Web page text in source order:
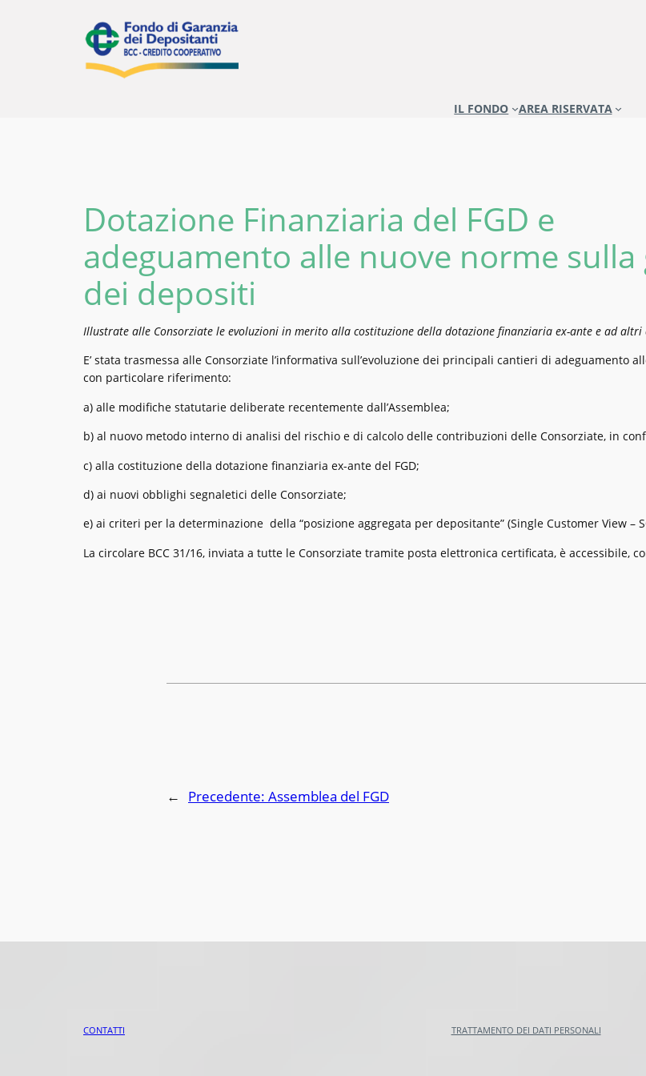
IL FONDO AREA RISERVATA
Dotazione Finanziaria del FGD e
adeguamento alle nuove norme sulla
dei depositi
Illustrate alle Consorziate le evoluzioni in merito alla costituzione della dotazione finanziaria ex-ante e ad
E’ stata trasmessa alle Consorziate l’informativa sull’evoluzione dei principali cantieri di adeguamento
con particolare riferimento:
a) alle modifiche statutarie deliberate recentemente dall’Assemblea;
b) al nuovo metodo interno di analisi del rischio e di calcolo delle contribuzioni delle Consorziate, in
c) alla costituzione della dotazione finanziaria ex-ante del FGD;
d) ai nuovi obblighi segnaletici delle Consorziate;
e) ai criteri per la determinazione della “posizione aggregata per depositante” (Single Customer View
La circolare BCC 31/16, inviata a tutte le Consorziate tramite posta elettronica certificata, è accessibile,
← Precedente: Assemblea del FGD
CONTATTI TRATTAMENTO DEI DATI PERSONALI